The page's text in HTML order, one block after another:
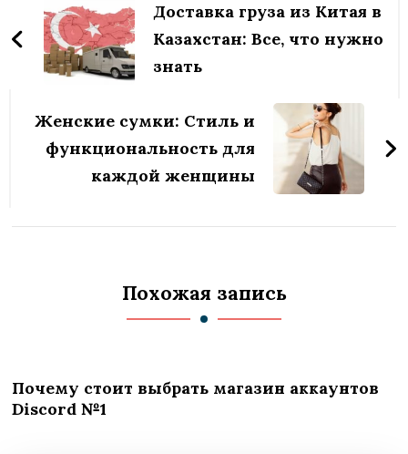
по
записям
Доставка груза из Китая в
Казахстан: Все, что нужно
знать
Женские сумки: Стиль и
функциональность для
каждой женщины
Похожая запись
Почему стоит выбрать магазин аккаунтов
Discord №1